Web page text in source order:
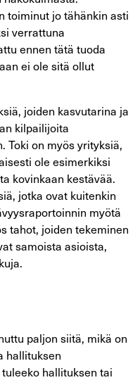
toiminut jo tähänkin asti
verrattuna
ennen tätä tuoda
ei ole sitä ollut
joiden kasvutarina ja
kilpailijoita
Toki on myös yrityksiä,
ole esimerkiksi
kovinkaan kestävää.
jotka ovat kuitenkin
myötä
tahot, joiden tekeminen
samoista asioista,
paljon siitä, mikä on
hallituksen
hallituksen tai